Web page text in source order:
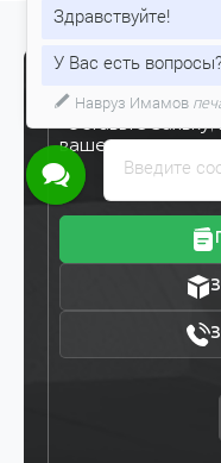
Готовы
Оставьте
вашего заказа
Введите
Здравствуйте!
У Вас есть вопросы?
Навруз Имамов